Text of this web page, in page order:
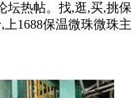
坛热帖。找,逛,买,挑保
1688保温微珠微珠主